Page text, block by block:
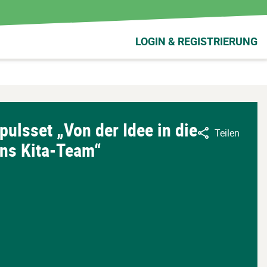
LOGIN & REGISTRIERUNG
„Von der Idee in die
Kita-Team“
Teilen